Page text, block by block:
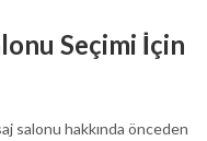
Seçimi İçin
salonu hakkında önceden